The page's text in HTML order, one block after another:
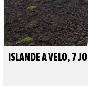
ISLANDE A VELO, 7